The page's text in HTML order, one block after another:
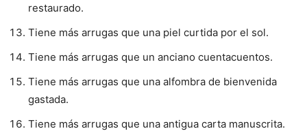
restaurado.
Tiene más arrugas que una piel curtida por el sol.
Tiene más arrugas que un anciano cuentacuentos.
Tiene más arrugas que una alfombra de bienvenida
gastada.
Tiene más arrugas que una antigua carta manuscrita.